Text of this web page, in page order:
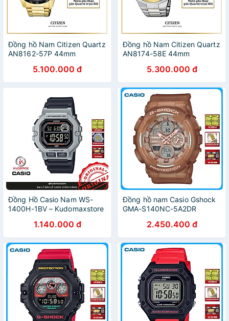
Đồng hồ Nam Citizen Quartz
AN8162-57P 44mm
5.100.000 đ
Đồng hồ Nam Citizen Quartz
AN8174-58E 44mm
5.300.000 đ
Đồng Hồ Casio Nam WS-
1400H-1BV – Kudomaxstore
1.140.000 đ
Đồng hồ nam Casio Gshock
GMA-S140NC-5A2DR
2.450.400 đ